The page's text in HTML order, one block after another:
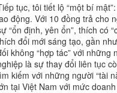
tục, tôi tiết lộ “một bí
động. Với 10 đồng trả cho
“ổn định, yên ổn”, thích có
đổi mới sáng tạo, gần
không “hợp tác” với
là sự thay đổi liên tục
kiếm với những người “tài
tại Việt Nam với mức